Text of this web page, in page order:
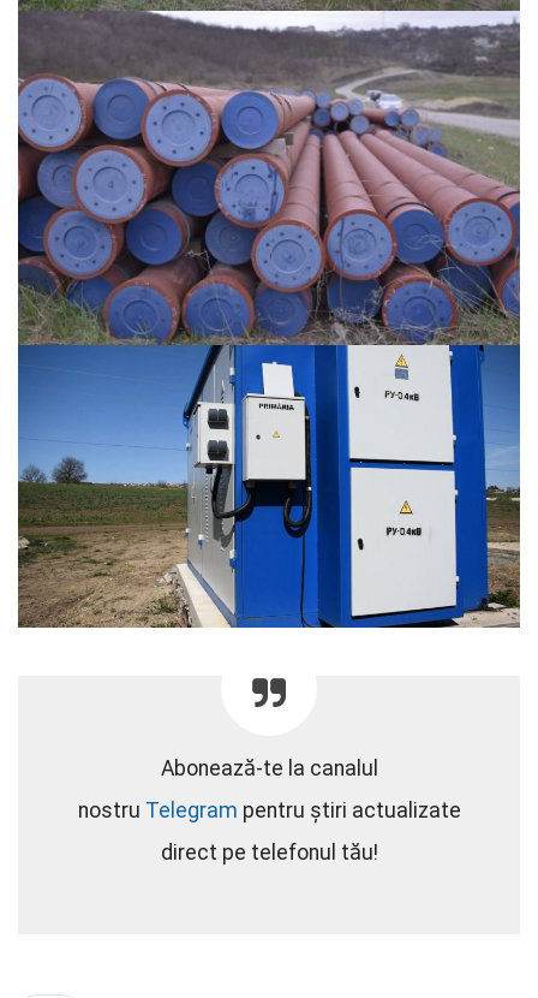
Abonează-te la canalul
nostru Telegram pentru știri actualizate
direct pe telefonul tău!